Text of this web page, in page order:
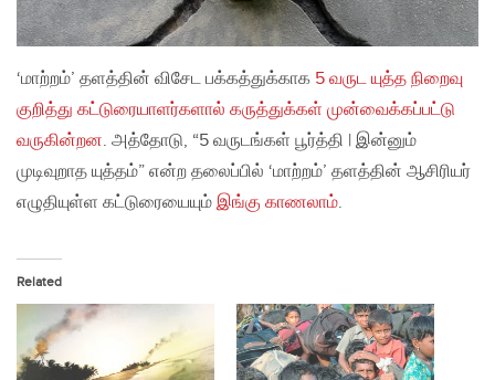
‘மாற்றம்’ தளத்தின் விசேட பக்கத்துக்காக 5 வருட யுத்த நிறைவு
குறித்து கட்டுரையாளர்களால் கருத்துக்கள் முன்வைக்கப்பட்டு
வருகின்றன. அத்தோடு, “5 வருடங்கள் பூர்த்தி | இன்னும்
முடிவுறாத யுத்தம்” என்ற தலைப்பில் ‘மாற்றம்’ தளத்தின் ஆசிரியர்
எழுதியுள்ள கட்டுரையையும் இங்கு காணலாம்.
Related